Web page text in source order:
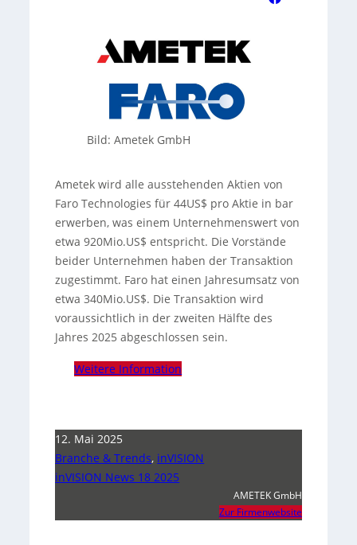
Bild: Ametek GmbH
Ametek wird alle ausstehenden Aktien von
Faro Technologies für 44US$ pro Aktie in bar
erwerben, was einem Unternehmenswert von
etwa 920Mio.US$ entspricht. Die Vorstände
beider Unternehmen haben der Transaktion
zugestimmt. Faro hat einen Jahresumsatz von
etwa 340Mio.US$. Die Transaktion wird
voraussichtlich in der zweiten Hälfte des
Jahres 2025 abgeschlossen sein.
Weitere Information
12. Mai 2025
Branche & Trends, inVISION
inVISION News 18 2025
AMETEK GmbH
Zur Firmenwebsite